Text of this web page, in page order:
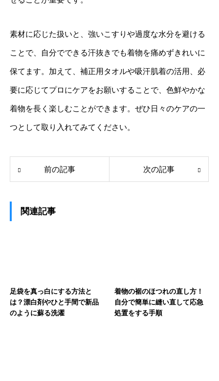
素材に応じた扱いと、強いこすりや過度な水分を避ける
ことで、自分でできる汗抜きでも着物を痛めずきれいに
保てます。加えて、補正用タオルや吸汗肌着の活用、必
要に応じてプロにケアをお願いすることで、色鮮やかな
着物を長く楽しむことができます。ぜひ日々のケアの一
つとして取り入れてみてください。
前の記事 次の記事
関連記事
足袋を真っ白にする方法と
は？漂白剤やひと手間で新品
のように蘇る洗濯
着物の裾のほつれの直し方！
自分で簡単に縫い直して応急
処置をする手順